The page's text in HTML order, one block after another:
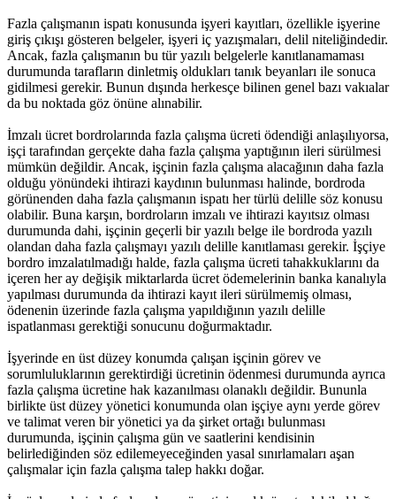
Fazla çalışmanın ispatı konusunda işyeri kayıtları, özellikle işyerine
giriş çıkışı gösteren belgeler, işyeri iç yazışmaları, delil niteliğindedir.
Ancak, fazla çalışmanın bu tür yazılı belgelerle kanıtlanamaması
durumunda tarafların dinletmiş oldukları tanık beyanları ile sonuca
gidilmesi gerekir. Bunun dışında herkesçe bilinen genel bazı vakıalar
da bu noktada göz önüne alınabilir.
İmzalı ücret bordrolarında fazla çalışma ücreti ödendiği anlaşılıyorsa,
işçi tarafından gerçekte daha fazla çalışma yaptığının ileri sürülmesi
mümkün değildir. Ancak, işçinin fazla çalışma alacağının daha fazla
olduğu yönündeki ihtirazi kaydının bulunması halinde, bordroda
görünenden daha fazla çalışmanın ispatı her türlü delille söz konusu
olabilir. Buna karşın, bordroların imzalı ve ihtirazi kayıtsız olması
durumunda dahi, işçinin geçerli bir yazılı belge ile bordroda yazılı
olandan daha fazla çalışmayı yazılı delille kanıtlaması gerekir. İşçiye
bordro imzalatılmadığı halde, fazla çalışma ücreti tahakkuklarını da
içeren her ay değişik miktarlarda ücret ödemelerinin banka kanalıyla
yapılması durumunda da ihtirazi kayıt ileri sürülmemiş olması,
ödenenin üzerinde fazla çalışma yapıldığının yazılı delille
ispatlanması gerektiği sonucunu doğurmaktadır.
İşyerinde en üst düzey konumda çalışan işçinin görev ve
sorumluluklarının gerektirdiği ücretinin ödenmesi durumunda ayrıca
fazla çalışma ücretine hak kazanılması olanaklı değildir. Bununla
birlikte üst düzey yönetici konumunda olan işçiye aynı yerde görev
ve talimat veren bir yönetici ya da şirket ortağı bulunması
durumunda, işçinin çalışma gün ve saatlerini kendisinin
belirlediğinden söz edilemeyeceğinden yasal sınırlamaları aşan
çalışmalar için fazla çalışma talep hakkı doğar.